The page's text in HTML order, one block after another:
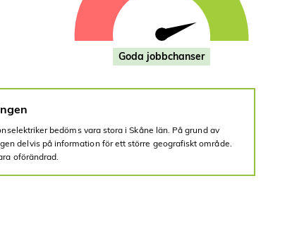
Goda jobbchanser
bedöms vara stora i Skåne län. På grund av
delvis på information för ett större geografiskt område.
oförändrad.